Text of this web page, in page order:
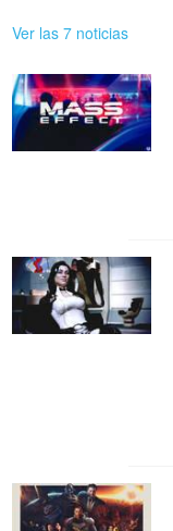
Ver las 7 noticias